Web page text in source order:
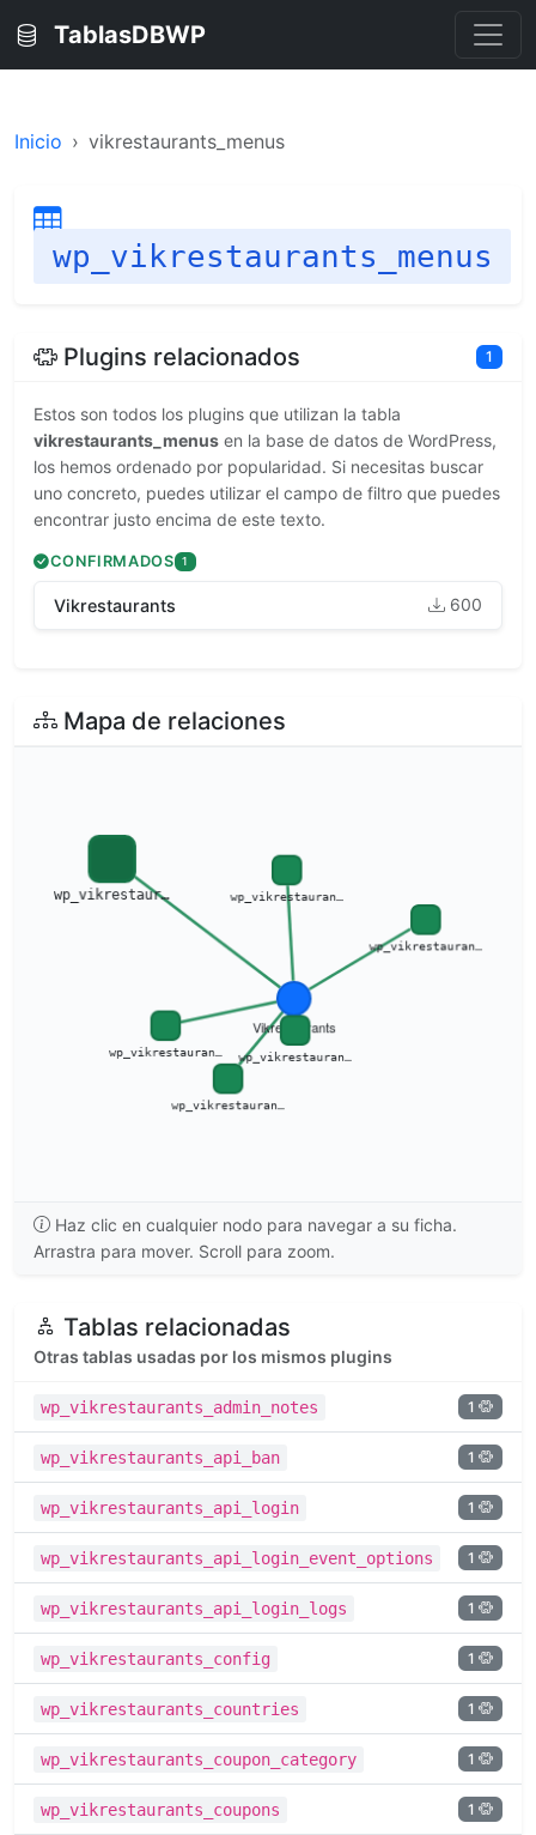
TablasDBWP
Inicio vikrestaurants_menus
wp_vikrestaurants_menus
Plugins relacionados 1
Estos son todos los plugins que utilizan la tabla
vikrestaurants_menus en la base de datos de WordPress,
los hemos ordenado por popularidad. Si necesitas buscar
uno concreto, puedes utilizar el campo de filtro que puedes
encontrar justo encima de este texto.
CONFIRMADOS 1
Vikrestaurants 600
Mapa de relaciones
Haz clic en cualquier nodo para navegar a su ficha.
Arrastra para mover. Scroll para zoom.
Tablas relacionadas
Otras tablas usadas por los mismos plugins
wp_vikrestaurants_admin_notes 1
wp_vikrestaurants_api_ban 1
wp_vikrestaurants_api_login 1
wp_vikrestaurants_api_login_event_options 1
wp_vikrestaurants_api_login_logs 1
wp_vikrestaurants_config 1
wp_vikrestaurants_countries 1
wp_vikrestaurants_coupon_category 1
wp_vikrestaurants_coupons 1